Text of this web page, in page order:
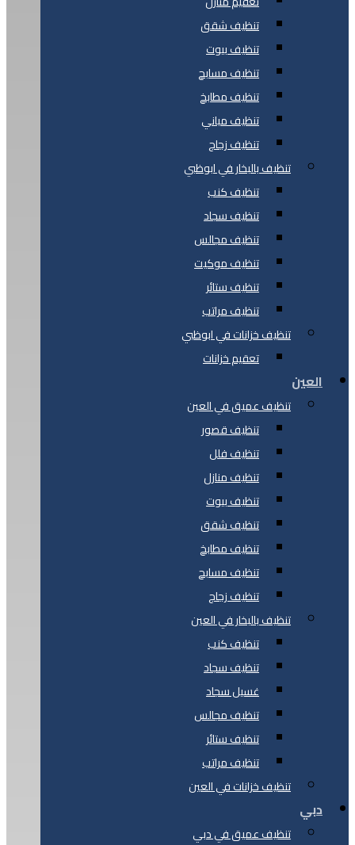
تنظيف شقق
تنظيف بيوت
تنظيف مسابح
تنظيف مطابخ
تنظيف مباني
تنظيف زجاج
تنظيف بالبخار في ابوظبي
تنظيف كنب
تنظيف سجاد
تنظيف مجالس
تنظيف موكيت
تنظيف ستائر
تنظيف مراتب
تنظيف خزانات في ابوظبي
تعقيم خزانات
العين
تنظيف عميق في العين
تنظيف قصور
تنظيف فلل
تنظيف منازل
تنظيف بيوت
تنظيف شقق
تنظيف مطابخ
تنظيف مسابح
تنظيف زجاج
تنظيف بالبخار في العين
تنظيف كنب
تنظيف سجاد
غسيل سجاد
تنظيف مجالس
تنظيف ستائر
تنظيف مراتب
تنظيف خزانات في العين
دبي
تنظيف عميق في دبي